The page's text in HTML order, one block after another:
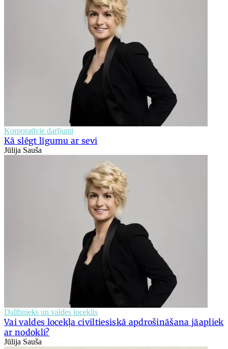
Korporatīvie darījumi
Kā slēgt līgumu ar sevi
Jūlija Sauša
Dalībnieks un valdes loceklis
Vai valdes locekļa civiltiesiskā apdrošināšana jāapliek
ar nodokli?
Jūlija Sauša